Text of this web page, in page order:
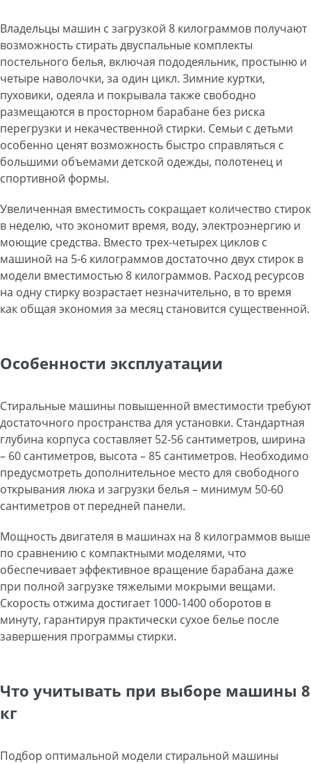
Владельцы машин с загрузкой 8 килограммов получают
возможность стирать двуспальные комплекты
постельного белья, включая пододеяльник, простыню и
четыре наволочки, за один цикл. Зимние куртки,
пуховики, одеяла и покрывала также свободно
размещаются в просторном барабане без риска
перегрузки и некачественной стирки. Семьи с детьми
особенно ценят возможность быстро справляться с
большими объемами детской одежды, полотенец и
спортивной формы.
Увеличенная вместимость сокращает количество стирок
в неделю, что экономит время, воду, электроэнергию и
моющие средства. Вместо трех-четырех циклов с
машиной на 5-6 килограммов достаточно двух стирок в
модели вместимостью 8 килограммов. Расход ресурсов
на одну стирку возрастает незначительно, в то время
как общая экономия за месяц становится существенной.
Особенности эксплуатации
Стиральные машины повышенной вместимости требуют
достаточного пространства для установки. Стандартная
глубина корпуса составляет 52-56 сантиметров, ширина
– 60 сантиметров, высота – 85 сантиметров. Необходимо
предусмотреть дополнительное место для свободного
открывания люка и загрузки белья – минимум 50-60
сантиметров от передней панели.
Мощность двигателя в машинах на 8 килограммов выше
по сравнению с компактными моделями, что
обеспечивает эффективное вращение барабана даже
при полной загрузке тяжелыми мокрыми вещами.
Скорость отжима достигает 1000-1400 оборотов в
минуту, гарантируя практически сухое белье после
завершения программы стирки.
Что учитывать при выборе машины 8
кг
Подбор оптимальной модели стиральной машины